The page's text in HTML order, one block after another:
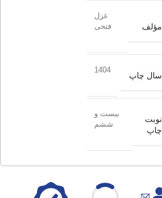
مؤلف
غزل
فتحی
سال چاپ
1404
نوبت
چاپ
بیست و
ششم